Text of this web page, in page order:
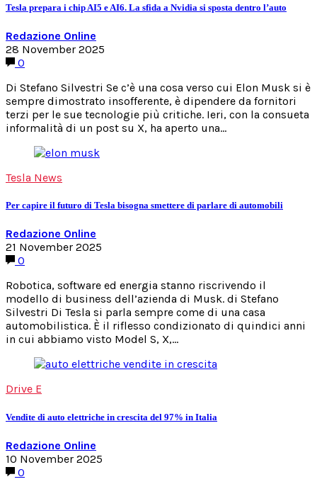
Tesla prepara i chip AI5 e AI6. La sfida a Nvidia si sposta dentro l’auto
Redazione Online
28 November 2025
0
Di Stefano Silvestri Se c’è una cosa verso cui Elon Musk si è
sempre dimostrato insofferente, è dipendere da fornitori
terzi per le sue tecnologie più critiche. Ieri, con la consueta
informalità di un post su X, ha aperto una…
Tesla News
Per capire il futuro di Tesla bisogna smettere di parlare di automobili
Redazione Online
21 November 2025
0
Robotica, software ed energia stanno riscrivendo il
modello di business dell’azienda di Musk. di Stefano
Silvestri Di Tesla si parla sempre come di una casa
automobilistica. È il riflesso condizionato di quindici anni
in cui abbiamo visto Model S, X,…
Drive E
Vendite di auto elettriche in crescita del 97% in Italia
Redazione Online
10 November 2025
0